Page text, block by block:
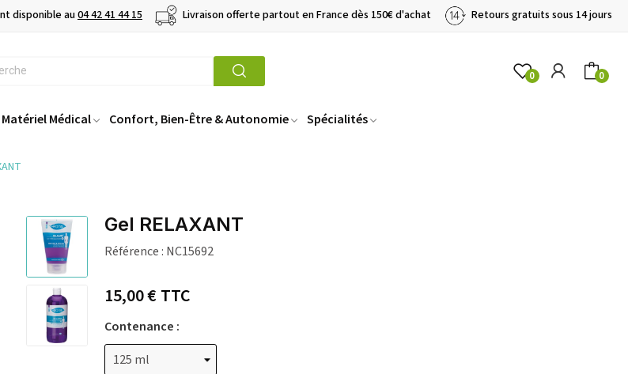
disponible au04 42 41 44 15 Livraison offerte partout en France dès 150€ d'achat Retours gratuits sous 14 jours
0 0
Matériel Médical Confort, Bien-Être & Autonomie Spécialités
Gel RELAXANT
Référence : NC15692
15,00 €TTC
Contenance :